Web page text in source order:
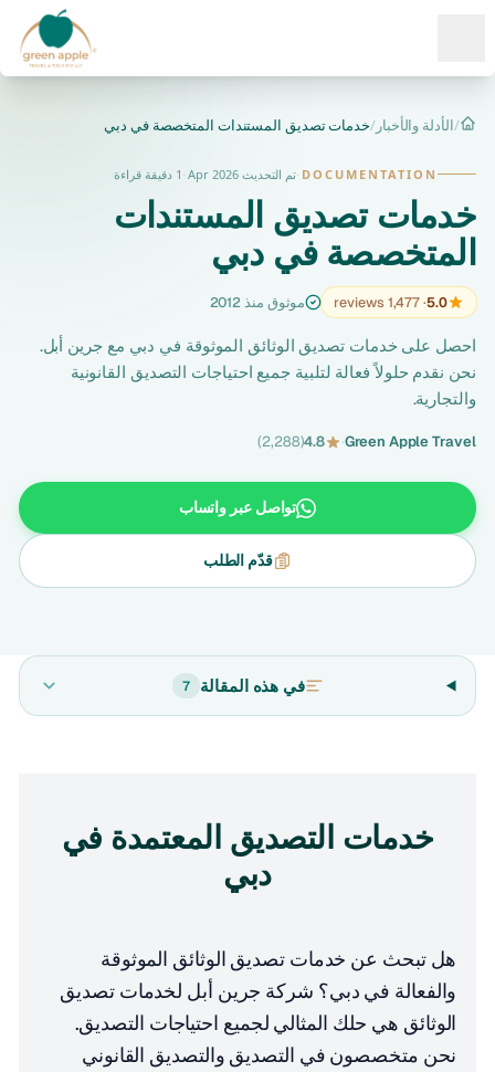
الرئيسية
/الأدلة والأخبار/خدمات تصديق المستندات المتخصصة في دبي
DOCUMENTATION
·تم التحديث Apr 2026 · 1 دقيقة قراءة
خدمات تصديق المستندات
المتخصصة في دبي
5.0
· 1,477 reviews موثوق منذ 2012
احصل على خدمات تصديق الوثائق الموثوقة في دبي مع جرين أبل.
نحن نقدم حلولاً فعالة لتلبية جميع احتياجات التصديق القانونية
والتجارية.
Green Apple Travel
·
4.8
(2,288)
تواصل عبر واتساب
قدّم الطلب
في هذه المقالة 7
خدمات التصديق المعتمدة في
دبي
هل تبحث عن خدمات تصديق الوثائق الموثوقة
والفعالة في دبي؟ شركة جرين أبل لخدمات تصديق
الوثائق هي حلك المثالي لجميع احتياجات التصديق.
نحن متخصصون في التصديق والتصديق القانوني